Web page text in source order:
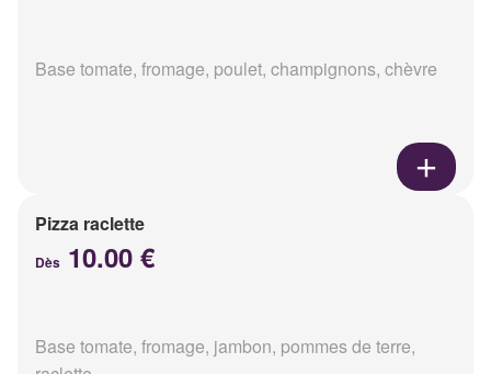
Base tomate, fromage, poulet, champignons, chèvre
Pizza raclette
Dès 10.00 €
Base tomate, fromage, jambon, pommes de terre,